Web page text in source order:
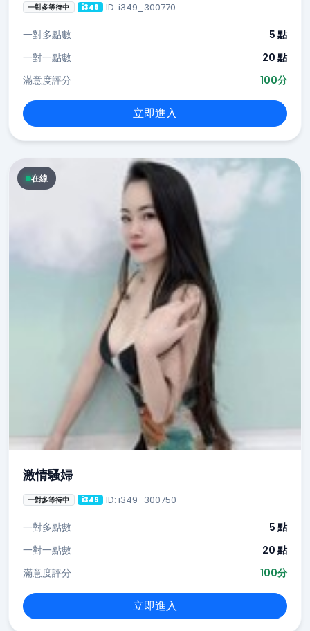
一對多等待中 i349 ID: i349_300770
一對多點數
5 點
一對一點數
20 點
滿意度評分
100分
立即進入
在線
激情騷婦
一對多等待中 i349 ID: i349_300750
一對多點數
5 點
一對一點數
20 點
滿意度評分
100分
立即進入